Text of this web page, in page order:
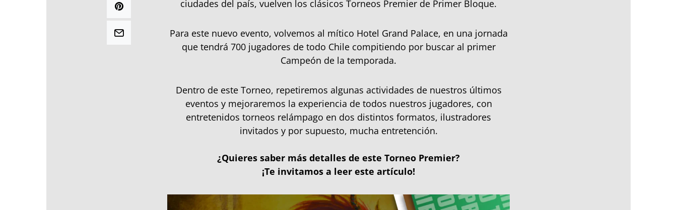
ciudades del país, vuelven los clásicos Torneos Premier de Primer Bloque.
Para este nuevo evento, volvemos al mítico Hotel Grand Palace, en una jornada
que tendrá 700 jugadores de todo Chile compitiendo por buscar al primer
Campeón de la temporada.
Dentro de este Torneo, repetiremos algunas actividades de nuestros últimos
eventos y mejoraremos la experiencia de todos nuestros jugadores, con
entretenidos torneos relámpago en dos distintos formatos, ilustradores
invitados y por supuesto, mucha entretención.
¿Quieres saber más detalles de este Torneo Premier?
¡Te invitamos a leer este artículo!